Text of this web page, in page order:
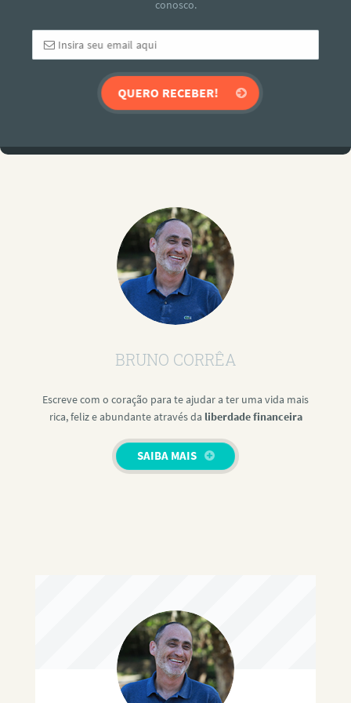
conosco.
BRUNO CORRÊA
Escreve com o coração para te ajudar a ter uma vida mais
rica, feliz e abundante através da liberdade financeira
SAIBA MAIS